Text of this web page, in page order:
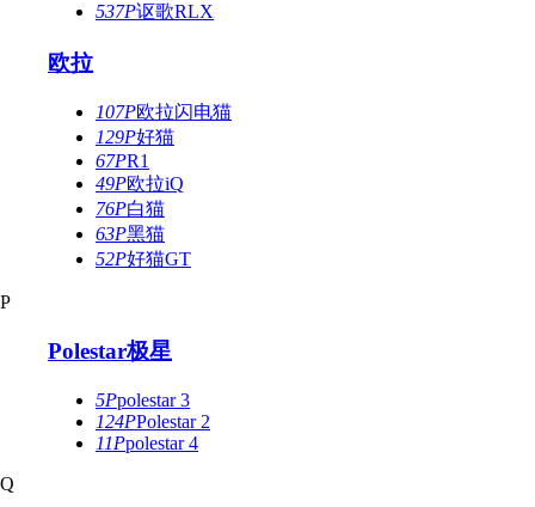
537P讴歌RLX
欧拉
107P欧拉闪电猫
129P好猫
67PR1
49P欧拉iQ
76P白猫
63P黑猫
52P好猫GT
P
Polestar极星
5Ppolestar 3
124PPolestar 2
11Ppolestar 4
Q